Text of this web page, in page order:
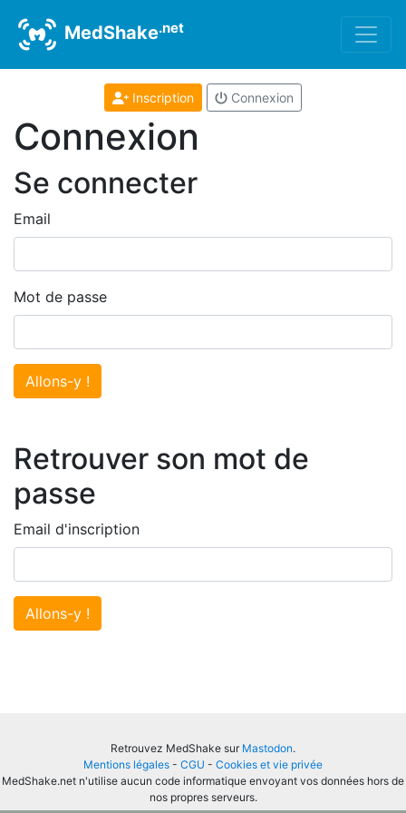
MedShake.net
Inscription Connexion
Connexion
Se connecter
Email
Mot de passe
Allons-y !
Retrouver son mot de
passe
Email d'inscription
Allons-y !
Retrouvez MedShake sur Mastodon.
Mentions légales - CGU - Cookies et vie privée
MedShake.net n'utilise aucun code informatique envoyant vos données hors de
nos propres serveurs.